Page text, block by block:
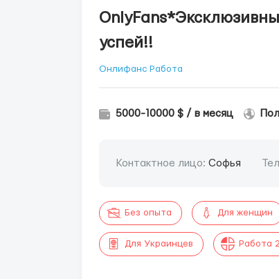
успей!!
Онлифанс Работа
5000-10000 $ / в месяц
Контактное лицо: Софья
Без опыта Для женщин
Для Украинцев Работа